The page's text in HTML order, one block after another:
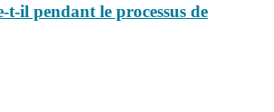
t-il pendant le processus de